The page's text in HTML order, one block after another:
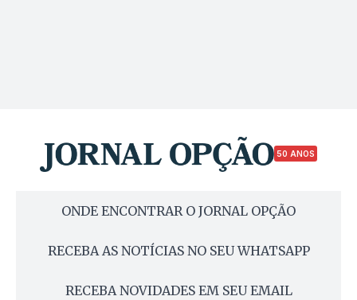
50 ANOS
ONDE ENCONTRAR O JORNAL OPÇÃO
RECEBA AS NOTÍCIAS NO SEU WHATSAPP
RECEBA NOVIDADES EM SEU EMAIL